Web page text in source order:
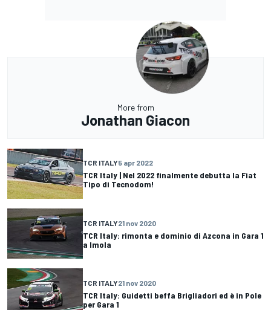
More from
Jonathan Giacon
TCR ITALY5 apr 2022
TCR Italy | Nel 2022 finalmente debutta la Fiat
Tipo di Tecnodom!
TCR ITALY21 nov 2020
TCR Italy: rimonta e dominio di Azcona in Gara 1
a Imola
TCR ITALY21 nov 2020
TCR Italy: Guidetti beffa Brigliadori ed è in Pole
per Gara 1